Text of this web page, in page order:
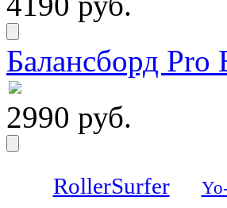
Балансборд Pro
2990 руб.
RollerSurfer